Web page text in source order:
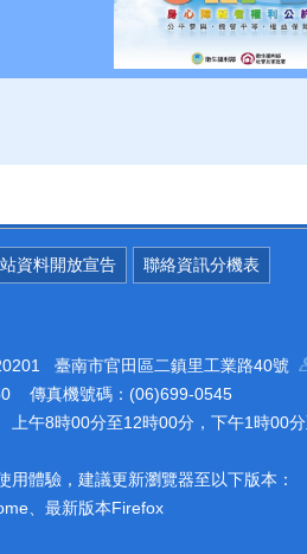
資料開放宣告 聯絡資訊分機表
臺南市官田區二鎮里工業路40號
傳真機號碼：(06)699-0545
午8時00分至12時00分，下午1時00
用體驗，建議更新瀏覽器至以下版本：
、最新版本Firefox